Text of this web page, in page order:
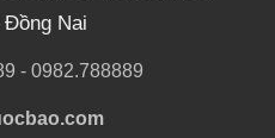
Đồng Nai
- 0982.788889